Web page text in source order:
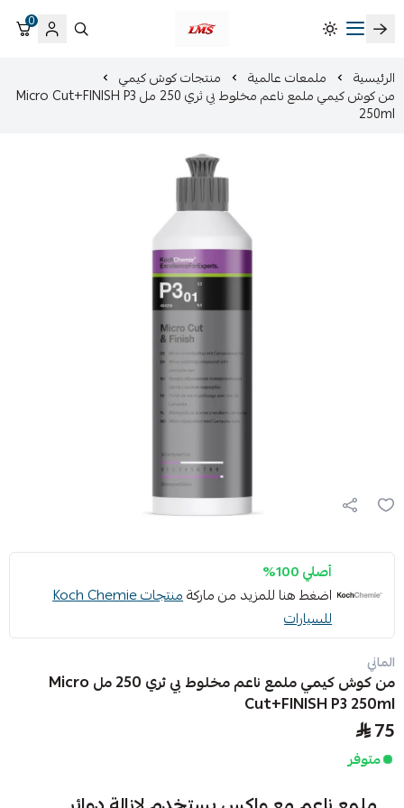
متجر لمسات الشرقية لزينة سيارات LMS
0
الرئيسية ملمعات عالمية منتجات كوش كيمي
من كوش كيمي ملمع ناعم مخلوط بي ثري 250 مل Micro Cut+FINISH P3
250ml
أصلي 100%
اضغط هنا للمزيد من ماركة
منتجات Koch Chemie
للسيارات
الماني
من كوش كيمي ملمع ناعم مخلوط بي ثري 250 مل Micro
Cut+FINISH P3 250ml
75
متوفر